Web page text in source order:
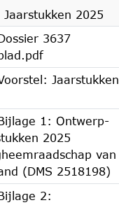
Jaarstukken 2025
3637
Jaarstukken
1: Ontwerp-
2025
van
(DMS 2518198)
2: